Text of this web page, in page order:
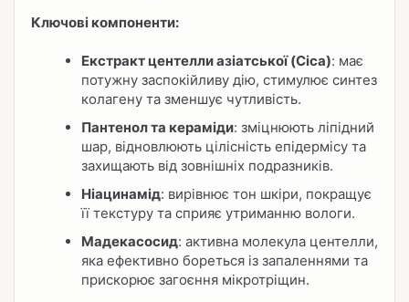
Ключові компоненти:
Екстракт центелли азіатської (Cica): має
потужну заспокійливу дію, стимулює синтез
колагену та зменшує чутливість.
Пантенол та кераміди: зміцнюють ліпідний
шар, відновлюють цілісність епідермісу та
захищають від зовнішніх подразників.
Ніацинамід: вирівнює тон шкіри, покращує
її текстуру та сприяє утриманню вологи.
Мадекасосид: активна молекула центелли,
яка ефективно бореться із запаленнями та
прискорює загоєння мікротріщин.